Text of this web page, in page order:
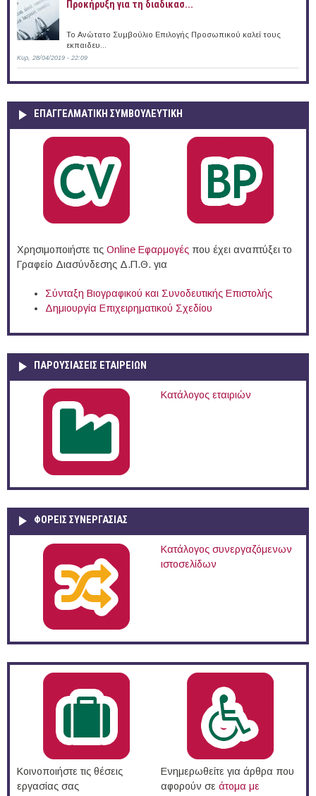
Προκήρυξη για τη διαδικασ...
Το Ανώτατο Συμβούλιο Επιλογής Προσωπικού καλεί τους
εκπαιδευ...
Κυρ, 28/04/2019 - 22:09
ΕΠΑΓΓΕΛΜΑΤΙΚΉ ΣΥΜΒΟΥΛΕΥΤΙΚΉ
Χρησιμοποιήστε τις Online Eφαρμογές που έχει αναπτύξει το
Γραφείο Διασύνδεσης Δ.Π.Θ. για
Σύνταξη Βιογραφικού και Συνοδευτικής Επιστολής
Δημιουργία Επιχειρηματικού Σχεδίου
ΠΑΡΟΥΣΙΆΣΕΙΣ ΕΤΑΙΡΕΙΏΝ
Κατάλογος εταιριών
ΦΟΡΕΙΣ ΣΥΝΕΡΓΑΣΙΑΣ
Κατάλογος συνεργαζόμενων
ιστοσελίδων
Κοινοποιήστε τις θέσεις
εργασίας σας
Ενημερωθείτε για άρθρα που
αφορούν σε άτομα με